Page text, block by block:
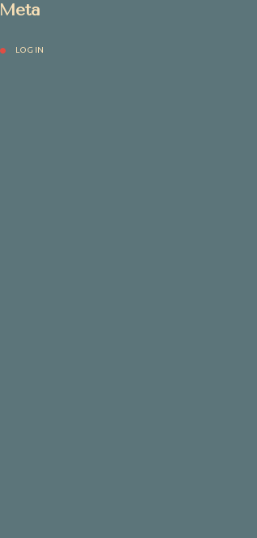
Meta
LOG IN